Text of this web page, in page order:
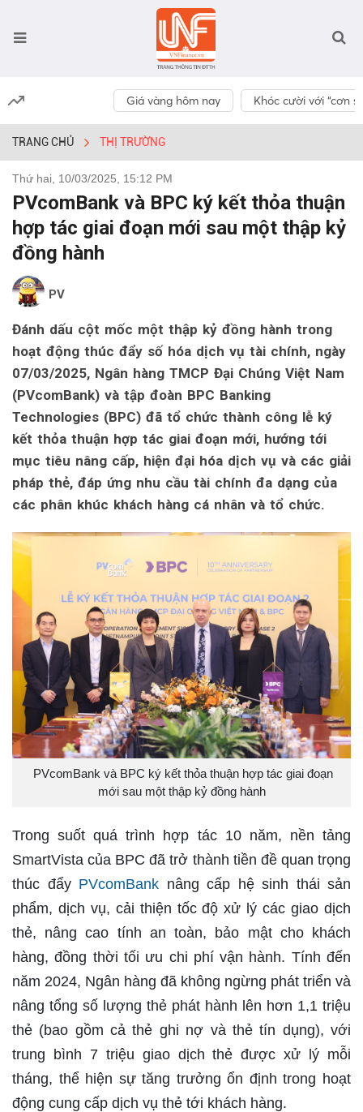
Giá vàng hôm nay Khóc cười với “cơn
TRANG CHỦ THỊ TRƯỜNG
Thứ hai, 10/03/2025, 15:12 PM
PVcomBank và BPC ký kết thỏa thuận
hợp tác giai đoạn mới sau một thập kỷ
đồng hành
PV
Đánh dấu cột mốc một thập kỷ đồng hành trong
hoạt động thúc đẩy số hóa dịch vụ tài chính, ngày
07/03/2025, Ngân hàng TMCP Đại Chúng Việt Nam
(PVcomBank) và tập đoàn BPC Banking
Technologies (BPC) đã tổ chức thành công lễ ký
kết thỏa thuận hợp tác giai đoạn mới, hướng tới
mục tiêu nâng cấp, hiện đại hóa dịch vụ và các giải
pháp thẻ, đáp ứng nhu cầu tài chính đa dạng của
các phân khúc khách hàng cá nhân và tổ chức.
PVcomBank và BPC ký kết thỏa thuận hợp tác giai đoạn
mới sau một thập kỷ đồng hành
Trong suốt quá trình hợp tác 10 năm, nền tảng
SmartVista của BPC đã trở thành tiền đề quan trọng
thúc đẩy PVcomBank nâng cấp hệ sinh thái sản
phẩm, dịch vụ, cải thiện tốc độ xử lý các giao dịch
thẻ, nâng cao tính an toàn, bảo mật cho khách
hàng, đồng thời tối ưu chi phí vận hành. Tính đến
năm 2024, Ngân hàng đã không ngừng phát triển và
nâng tổng số lượng thẻ phát hành lên hơn 1,1 triệu
thẻ (bao gồm cả thẻ ghi nợ và thẻ tín dụng), với
trung bình 7 triệu giao dịch thẻ được xử lý mỗi
tháng, thể hiện sự tăng trưởng ổn định trong hoạt
động cung cấp dịch vụ thẻ tới khách hàng.